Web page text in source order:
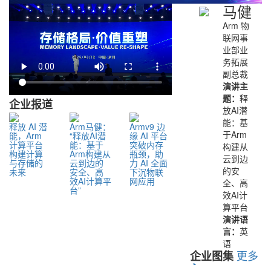
企业报道
释放 AI 潜
能，Arm
计算平台
构建计算
与存储的
未来
Arm马健：
“释放AI潜
能：基于
Arm构建从
云到边的
安全、高
效AI计算平
台”
Armv9 边
缘 AI 平台
突破内存
瓶颈，助
力 AI 全面
下沉物联
网应用
马健
Arm 物
联网事
业部业
务拓展
副总裁
演讲主
题：释
放AI潜
能：基
于Arm
构建从
云到边
的安
全、高
效AI计
算平台
演讲语
言：英
语
企业图集 更多